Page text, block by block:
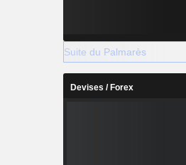
Suite du Palmarès
Devises / Forex